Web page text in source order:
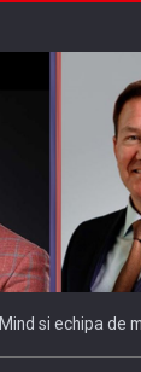
TO DELIVER
si echipa de